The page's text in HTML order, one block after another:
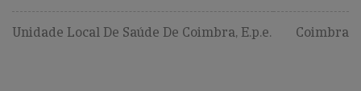
Unidade Local De Saúde De Coimbra, E.p.e. Coimbra